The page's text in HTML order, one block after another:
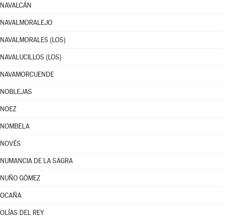
NAVALCÁN
NAVALMORALEJO
NAVALMORALES (LOS)
NAVALUCILLOS (LOS)
NAVAMORCUENDE
NOBLEJAS
NOEZ
NOMBELA
NOVÉS
NUMANCIA DE LA SAGRA
NUÑO GÓMEZ
OCAÑA
OLÍAS DEL REY